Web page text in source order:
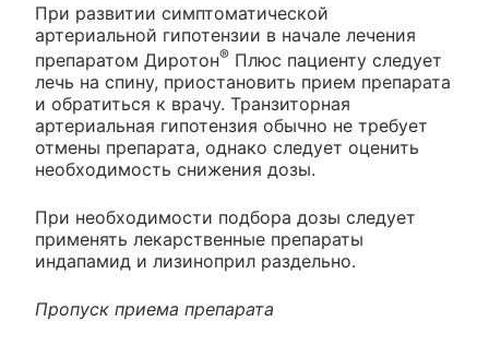
При развитии симптоматической
артериальной гипотензии в начале лечения
препаратом Диротон® Плюс пациенту следует
лечь на спину, приостановить прием препарата
и обратиться к врачу. Транзиторная
артериальная гипотензия обычно не требует
отмены препарата, однако следует оценить
необходимость снижения дозы.
При необходимости подбора дозы следует
применять лекарственные препараты
индапамид и лизиноприл раздельно.
Пропуск приема препарата